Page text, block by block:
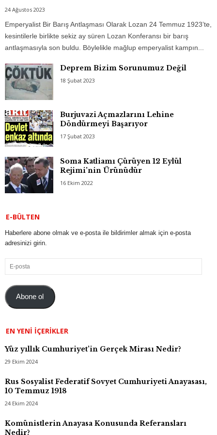
24 Ağustos 2023
Emperyalist Bir Barış Antlaşması Olarak Lozan 24 Temmuz 1923’te,
kesintilerle birlikte sekiz ay süren Lozan Konferansı bir barış
antlaşmasıyla son buldu. Böylelikle mağlup emperyalist kampın...
Deprem Bizim Sorunumuz Değil
18 Şubat 2023
Burjuvazi Açmazlarını Lehine
Döndürmeyi Başarıyor
17 Şubat 2023
Soma Katliamı Çürüyen 12 Eylül
Rejimi’nin Ürünüdür
16 Ekim 2022
E-BÜLTEN
Haberlere abone olmak ve e-posta ile bildirimler almak için e-posta
adresinizi girin.
E-
posta
Abone ol
EN YENI İÇERIKLER
Yüz yıllık Cumhuriyet’in Gerçek Mirası Nedir?
29 Ekim 2024
Rus Sosyalist Federatif Sovyet Cumhuriyeti Anayasası,
10 Temmuz 1918
24 Ekim 2024
Komünistlerin Anayasa Konusunda Referansları
Nedir?